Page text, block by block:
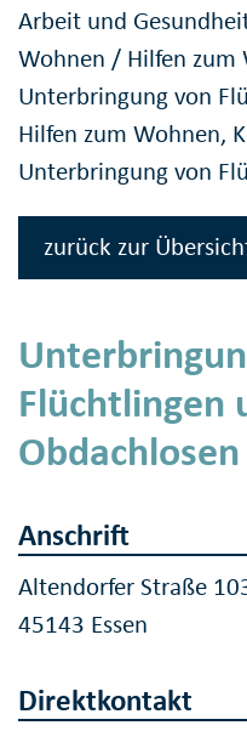
Arbeit und
Wohnen / Hilfen zum
Unterbringung von
Hilfen zum Wohnen,
Unterbringung von
zurück zur
Flüchtlingen
Obdachlosen
Anschrift
Altendorfer Straße
45143 Essen
Direktkontakt